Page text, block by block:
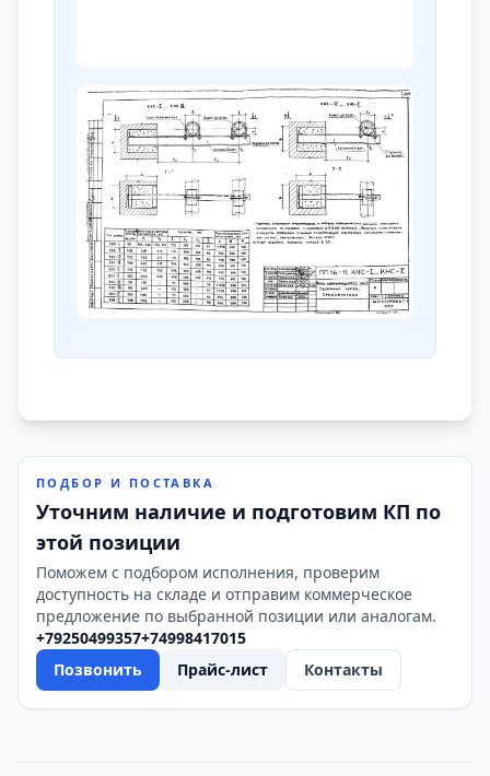
ПОДБОР И ПОСТАВКА
Уточним наличие и подготовим КП по
этой позиции
Поможем с подбором исполнения, проверим
доступность на складе и отправим коммерческое
предложение по выбранной позиции или аналогам.
+79250499357+74998417015
Позвонить
Прайс-лист Контакты